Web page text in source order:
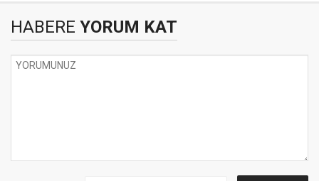
HABERE YORUM KAT